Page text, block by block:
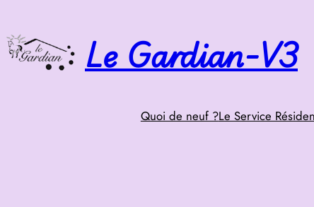
Aller
au
Le Gardian-V3
Quoi de neuf ?Le Service